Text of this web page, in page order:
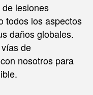
lesiones
todos los aspectos
daños globales.
de
nosotros para